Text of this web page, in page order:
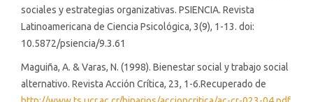
sociales y estrategias organizativas. PSIENCIA. Revista
Latinoamericana de Ciencia Psicológica, 3(9), 1-13. doi:
10.5872/psiencia/9.3.61
Maguiña, A. & Varas, N. (1998). Bienestar social y trabajo social
alternativo. Revista Acción Crítica, 23, 1-6.Recuperado de